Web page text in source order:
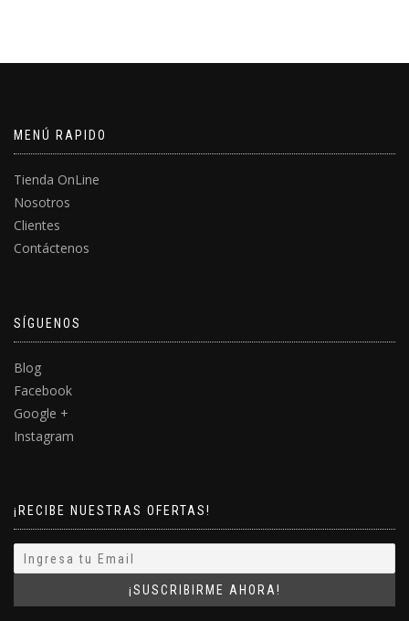
MENÚ RAPIDO
Tienda OnLine
Nosotros
Clientes
Contáctenos
SÍGUENOS
Blog
Facebook
Google +
Instagram
¡RECIBE NUESTRAS OFERTAS!